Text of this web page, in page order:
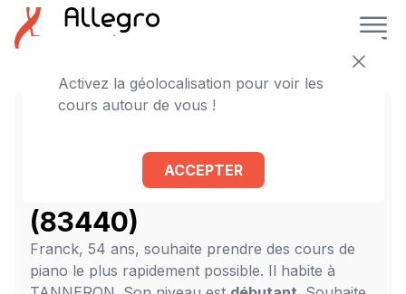
Activez la géolocalisation pour voir les
cours autour de vous !
ACCEPTER
professeur de piano à
domicile à TANNERON
(83440)
Franck, 54 ans, souhaite prendre des cours de
piano le plus rapidement possible. Il habite à